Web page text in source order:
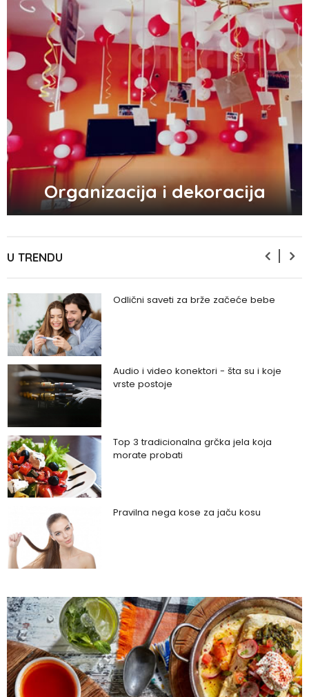
Organizacija i dekoracija
U TRENDU
Zašto trpimo loše veze i okolnosti koje
nam štete?
Zašto se seksualni život gasi kako
prolaze godine braka?
5 načina kako da pobedite stres
Odlični saveti za brže začeće bebe
Audio i video konektori - šta su i koje
vrste postoje
Top 3 tradicionalna grčka jela koja
morate probati
Pravilna nega kose za jaču kosu
Šta su policistični jajnici i kako rešiti ovaj
problem?